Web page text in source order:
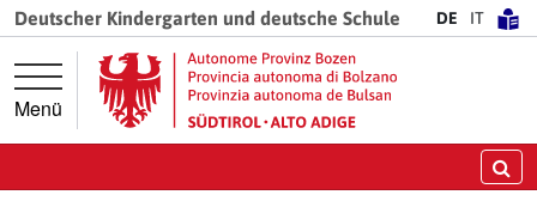
Springe direkt zur Hauptnavigation
Springe direkt zum Inhalt
Deutscher Kindergarten und deutsche Schule DE IT
Menü